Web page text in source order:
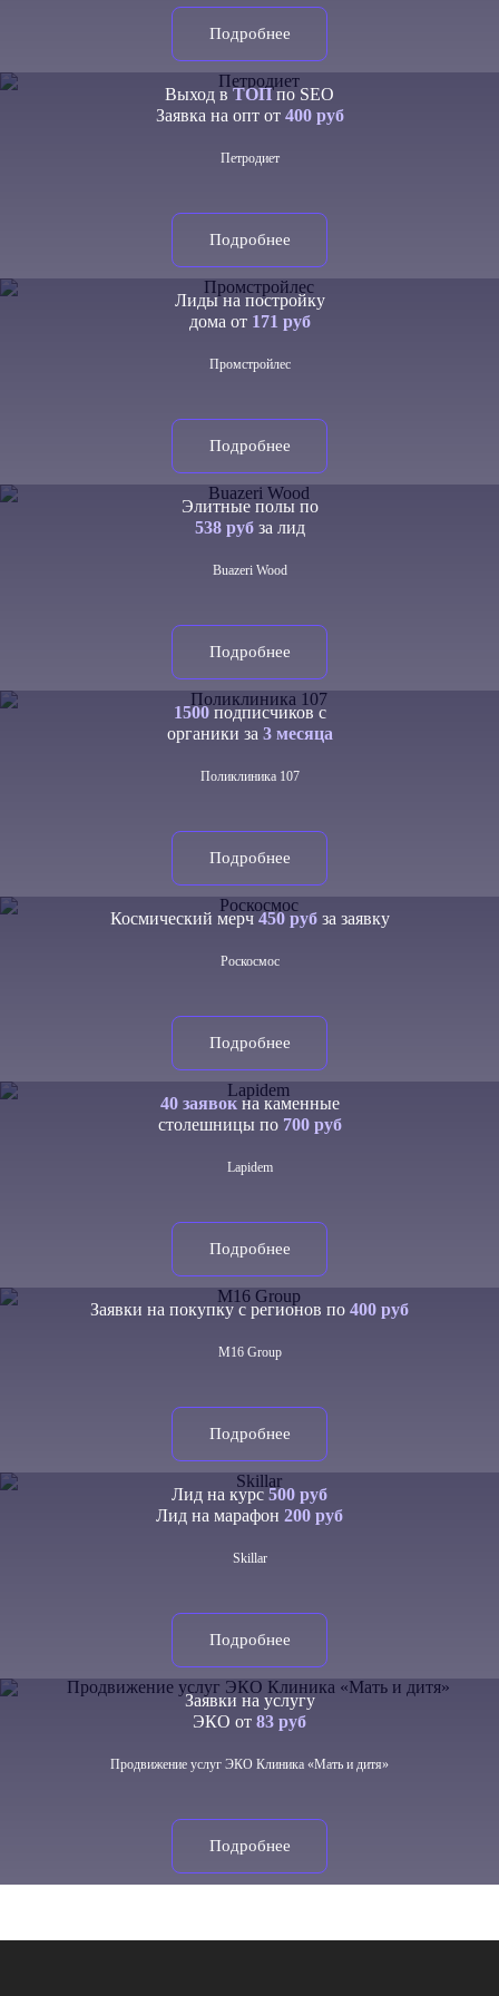
Подробнее
Выход в ТОПпо SEO
Заявка на опт от 400 руб
Петродиет
Подробнее
Лиды на постройку
дома от 171 руб
Промстройлес
Подробнее
Элитные полы по
538 рубза лид
Buazeri Wood
Подробнее
1500 подписчиков с
органики за 3 месяца
Поликлиника 107
Подробнее
Космический мерч 450 рубза заявку
Роскосмос
Подробнее
40 заявокна каменные
столешницы по 700 руб
Lapidem
Подробнее
Заявки на покупку с регионов по 400 руб
M16 Group
Подробнее
Лид на курс 500 руб
Лид на марафон 200 руб
Skillar
Подробнее
Заявки на услугу
ЭКО от 83 руб
Продвижение услуг ЭКО Клиника «Мать и дитя»
Подробнее